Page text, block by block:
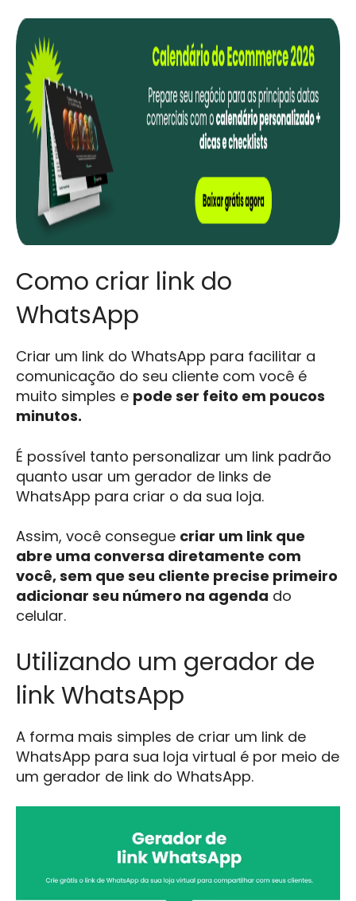
Como criar link do
WhatsApp
Criar um link do WhatsApp para facilitar a
comunicação do seu cliente com você é
muito simples e pode ser feito em poucos
minutos.
É possível tanto personalizar um link padrão
quanto usar um gerador de links de
WhatsApp para criar o da sua loja.
Assim, você consegue criar um link que
abre uma conversa diretamente com
você, sem que seu cliente precise primeiro
adicionar seu número na agenda do
celular.
Utilizando um gerador de
link WhatsApp
A forma mais simples de criar um link de
WhatsApp para sua loja virtual é por meio de
um gerador de link do WhatsApp.